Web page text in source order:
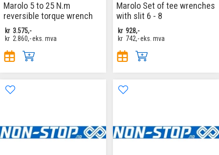
Marolo 5 to 25 N.m
reversible torque wrench
kr 3.575,-
kr 2.860,-eks. mva
Marolo Set of tee wrenches
with slit 6 - 8
kr 928,-
kr 742,-eks. mva